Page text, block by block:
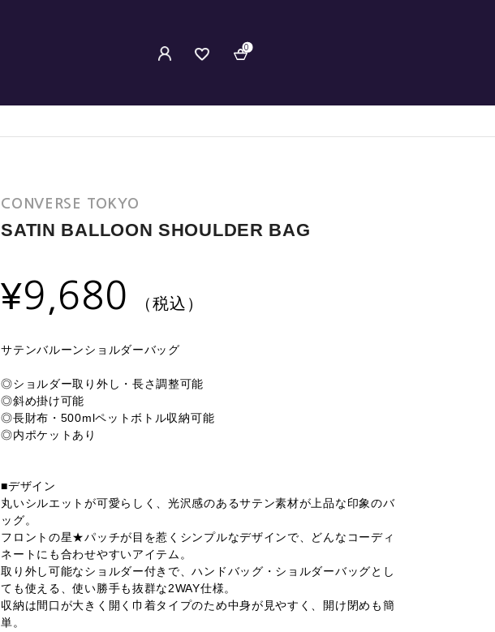
0
CONVERSE TOKYO
SATIN BALLOON SHOULDER BAG
¥9,680 （税込）
サテンバルーンショルダーバッグ
◎ショルダー取り外し・長さ調整可能
◎斜め掛け可能
◎長財布・500mlペットボトル収納可能
◎内ポケットあり
■デザイン
丸いシルエットが可愛らしく、光沢感のあるサテン素材が上品な印象のバ
ッグ。
フロントの星★パッチが目を惹くシンプルなデザインで、どんなコーディ
ネートにも合わせやすいアイテム。
取り外し可能なショルダー付きで、ハンドバッグ・ショルダーバッグとし
ても使える、使い勝手も抜群な2WAY仕様。
収納は間口が大きく開く巾着タイプのため中身が見やすく、開け閉めも簡
単。